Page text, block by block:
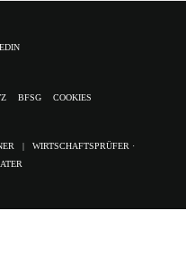
BFSG COOKIES
| WIRTSCHAFTSPRÜFER ·